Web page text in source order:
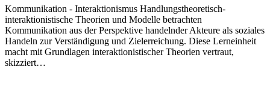
Kommunikation - Interaktionismus Handlungstheoretisch-
interaktionistische Theorien und Modelle betrachten
Kommunikation aus der Perspektive handelnder Akteure als soziales
Handeln zur Verständigung und Zielerreichung. Diese Lerneinheit
macht mit Grundlagen interaktionistischer Theorien vertraut,
skizziert…